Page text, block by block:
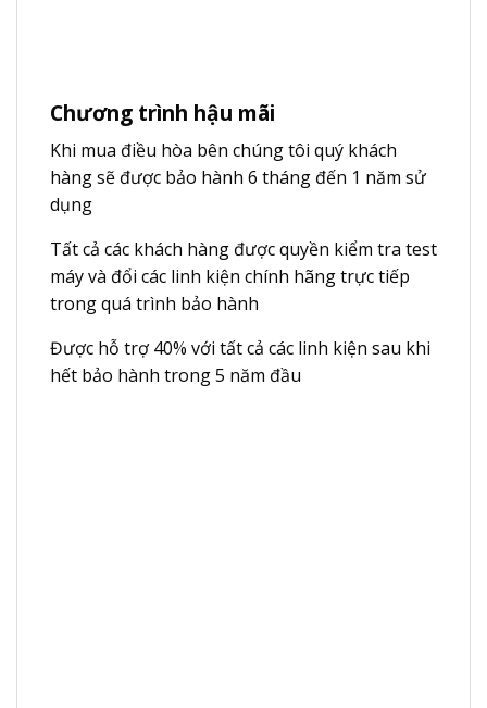
Chương trình hậu mãi
Khi mua điều hòa bên chúng tôi quý khách
hàng sẽ được bảo hành 6 tháng đến 1 năm sử
dụng
Tất cả các khách hàng được quyền kiểm tra test
máy và đổi các linh kiện chính hãng trực tiếp
trong quá trình bảo hành
Được hỗ trợ 40% với tất cả các linh kiện sau khi
hết bảo hành trong 5 năm đầu